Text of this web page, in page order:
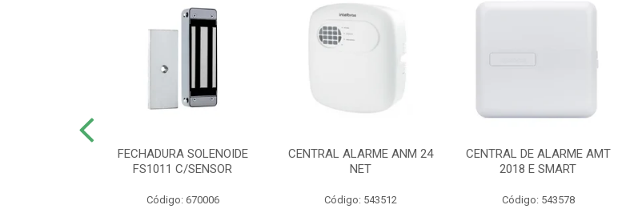
FECHADURA SOLENOIDE
FS1011 C/SENSOR
Código: 670006
CENTRAL ALARME ANM 24
NET
Código: 543512
CENTRAL DE ALARME AMT
2018 E SMART
Código: 543578